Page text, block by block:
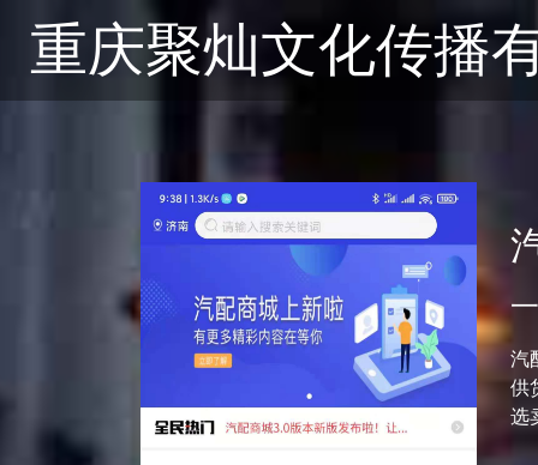
重庆聚灿文化传播
汽
供
选